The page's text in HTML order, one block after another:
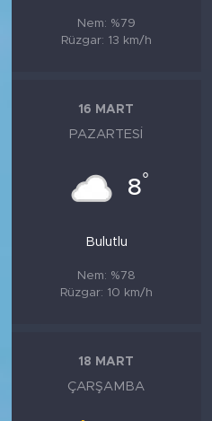
Nem: %79
Rüzgar: 13 km/h
16 MART
PAZARTESI
8°
Bulutlu
Nem: %78
Rüzgar: 10 km/h
18 MART
ÇARŞAMBA